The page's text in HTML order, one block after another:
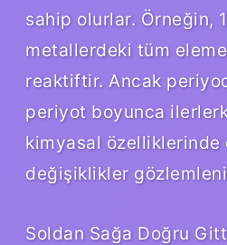
sahip olurlar. Örneğin,
metallerdeki tüm
reaktiftir. Ancak
periyot boyunca
kimyasal özelliklerinde
değişiklikler
Soldan Sağa Doğru